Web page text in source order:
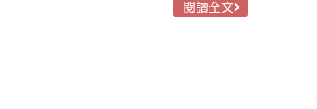
閱讀全文